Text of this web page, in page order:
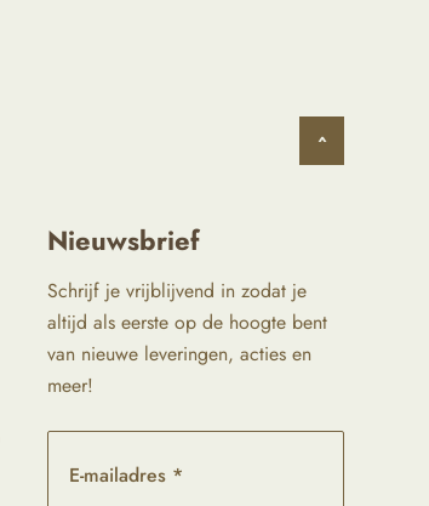
^
Nieuwsbrief
Schrijf je vrijblijvend in zodat je
altijd als eerste op de hoogte bent
van nieuwe leveringen, acties en
meer!
E-mailadres *